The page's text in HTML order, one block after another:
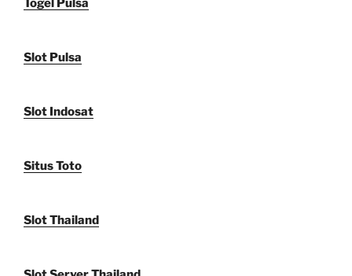
Togel Pulsa
Slot Pulsa
Slot Indosat
Situs Toto
Slot Thailand